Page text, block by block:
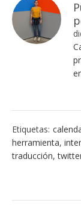
Etiquetas:
herramienta,
traducción,